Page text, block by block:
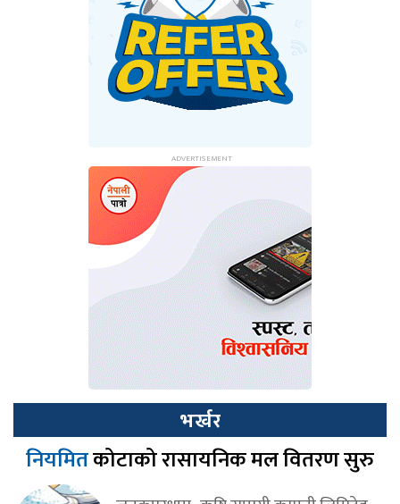
भर्खर
नियमितकोटाको रासायनिक मल वितरण सुरु